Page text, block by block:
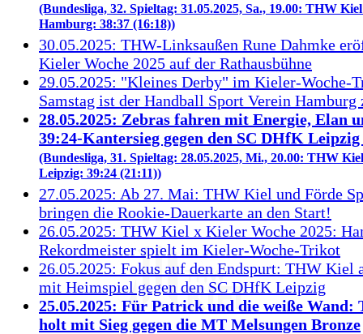
(Bundesliga, 32. Spieltag: 31.05.2025, Sa., 19.00: THW
Hamburg: 38:37 (16:18))
30.05.2025: THW-Linksaußen Rune Dahmke
Kieler Woche 2025 auf der Rathausbühne
29.05.2025: "Kleines Derby" im Kieler-Woche-
Samstag ist der Handball Sport Verein Hamburg
28.05.2025: Zebras fahren mit Energie, Elan
39:24-Kantersieg gegen den SC DHfK Leipzig
(Bundesliga, 31. Spieltag: 28.05.2025, Mi., 20.00: THW
Leipzig: 39:24 (21:11))
27.05.2025: Ab 27. Mai: THW Kiel und Förde
bringen die Rookie-Dauerkarte an den Start!
26.05.2025: THW Kiel x Kieler Woche 2025:
Rekordmeister spielt im Kieler-Woche-Trikot
26.05.2025: Fokus auf den Endspurt: THW Kiel
mit Heimspiel gegen den SC DHfK Leipzig
25.05.2025: Für Patrick und die weiße
holt mit Sieg gegen die MT Melsungen Bronze